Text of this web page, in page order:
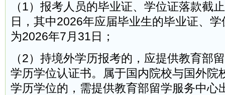
（1）报考人员的毕业证、学位证落款截
日，其中2026年应届毕业生的毕业证、
为2026年7月31日；
（2）持境外学历报考的，应提供教育部
学历学位认证书。属于国内院校与国外院
学历学位的，需提供教育部留学服务中心